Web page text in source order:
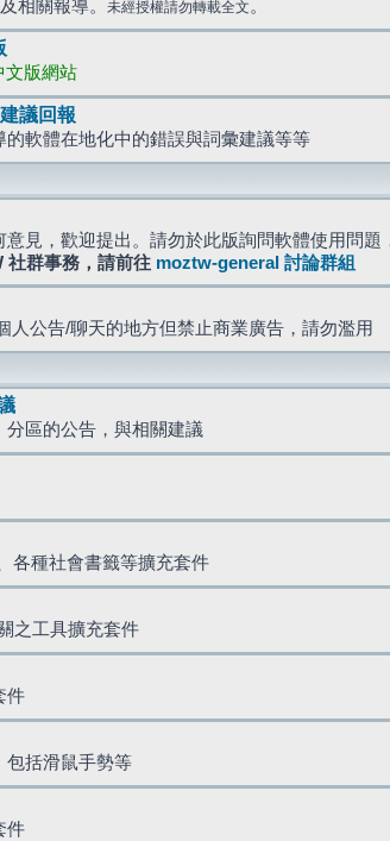
相關報導。 未經授權請勿轉載全文 。
文版網站
議回報
的軟體在地化中的錯誤與詞彙建議等等
見，歡迎提出。請勿於此版詢問軟體使用問題
社群事務，請前往 moztw-general 討論群組
人公告/聊天的地方但禁止商業廣告，請勿濫用
分區的公告，與相關建議
各種社會書籤等擴充套件
之工具擴充套件
件
包括滑鼠手勢等
件